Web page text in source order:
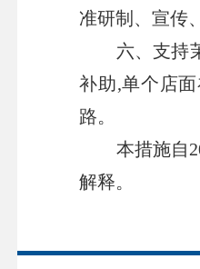
准研制、宣传
六、支持
补助,单个店
路。
本措施自
解释。